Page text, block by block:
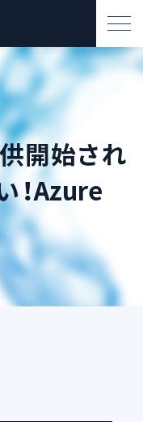
ド
開始され
！Azure